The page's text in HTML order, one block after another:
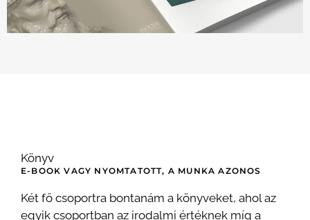
Könyv
E-BOOK VAGY NYOMTATOTT, A MUNKA AZONOS
Két fő csoportra bontanám a könyveket, ahol az
egyik csoportban az irodalmi értéknek míg a